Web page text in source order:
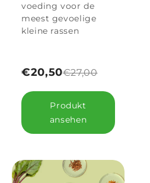
voeding voor de
meest gevoelige
kleine rassen
€20,50€27,00
Produkt
ansehen